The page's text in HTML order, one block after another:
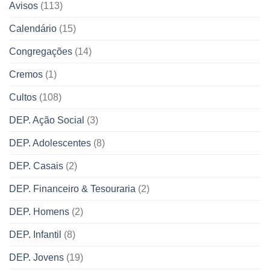
Avisos (113)
Calendário (15)
Congregações (14)
Cremos (1)
Cultos (108)
DEP. Ação Social (3)
DEP. Adolescentes (8)
DEP. Casais (2)
DEP. Financeiro & Tesouraria (2)
DEP. Homens (2)
DEP. Infantil (8)
DEP. Jovens (19)